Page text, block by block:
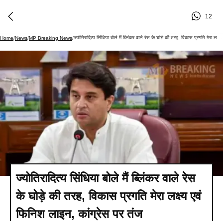
12
Home/News/MP Breaking News/
ज्योतिरादित्य सिंधिया बोले मैं ब्लिंकर वाले रेस
के घोड़े की तरह, विकास प्रगति मेरा लक्ष्य एवं
फिनिश लाइन, कांग्रेस पर तंज